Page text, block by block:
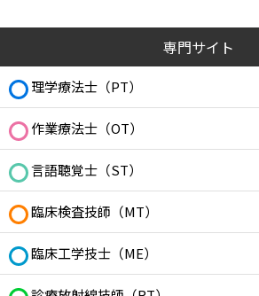
専門サイト
理学療法士（PT）
作業療法士（OT）
言語聴覚士（ST）
臨床検査技師（MT）
臨床工学技士（ME）